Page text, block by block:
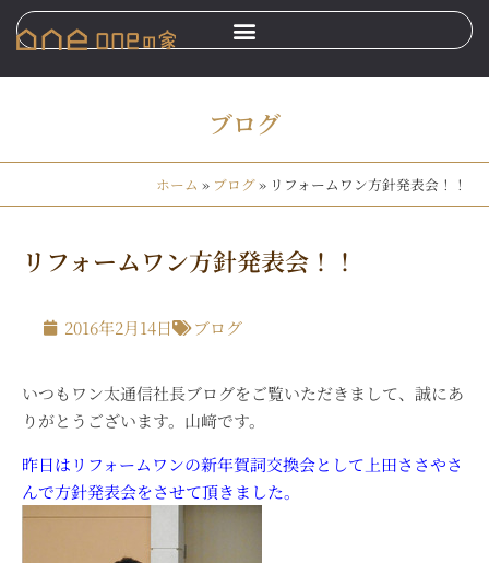
ブログ
ホーム » ブログ» リフォームワン方針発表会！！
リフォームワン方針発表会！！
2016年2月14日 ブログ
いつもワン太通信社長ブログをご覧いただきまして、誠にあ
りがとうございます。山﨑です。
昨日はリフォームワンの新年賀詞交換会として上田ささやさ
んで方針発表会をさせて頂きました。